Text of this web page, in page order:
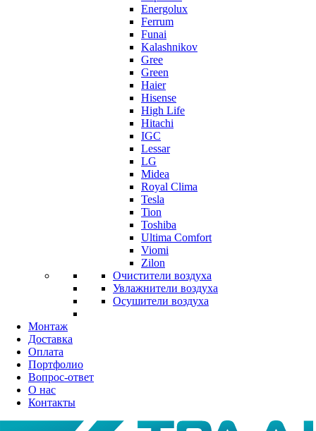
Energolux
Ferrum
Funai
Kalashnikov
Gree
Grеen
Haier
Hisense
High Life
Hitachi
IGC
Lessar
LG
Midea
Royal Clima
Tesla
Tion
Toshiba
Ultima Comfort
Viomi
Zilon
Очистители воздуха
Увлажнители воздуха
Осушители воздуха
Монтаж
Доставка
Оплата
Портфолио
Вопрос-ответ
О нас
Контакты